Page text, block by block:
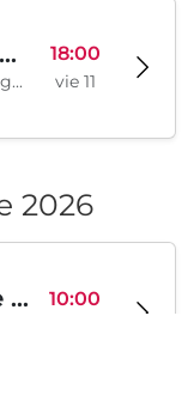
Moodymann with special guests
Chistilishcheto / The Purgatory, Sofía, BG
18:00
vie 11
2026
Legion Inflatable Family Run - Sofia 10:00